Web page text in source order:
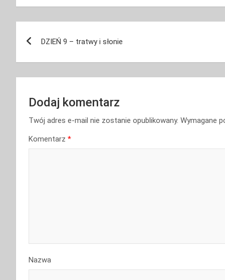
DZIEŃ 9 – tratwy i słonie
Dodaj komentarz
Twój adres e-mail nie zostanie opublikowany. Wymagane
Komentarz *
Nazwa